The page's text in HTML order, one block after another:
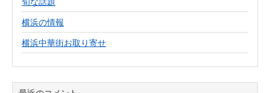
横浜の情報
横浜中華街お取り寄せ